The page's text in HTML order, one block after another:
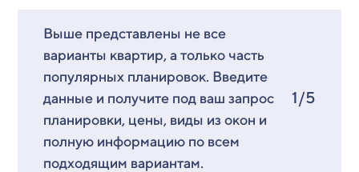
Выше представлены не все
варианты квартир, а только часть
популярных планировок. Введите
данные и получите под ваш запрос
планировки, цены, виды из окон и
полную информацию по всем
подходящим вариантам.
1/5